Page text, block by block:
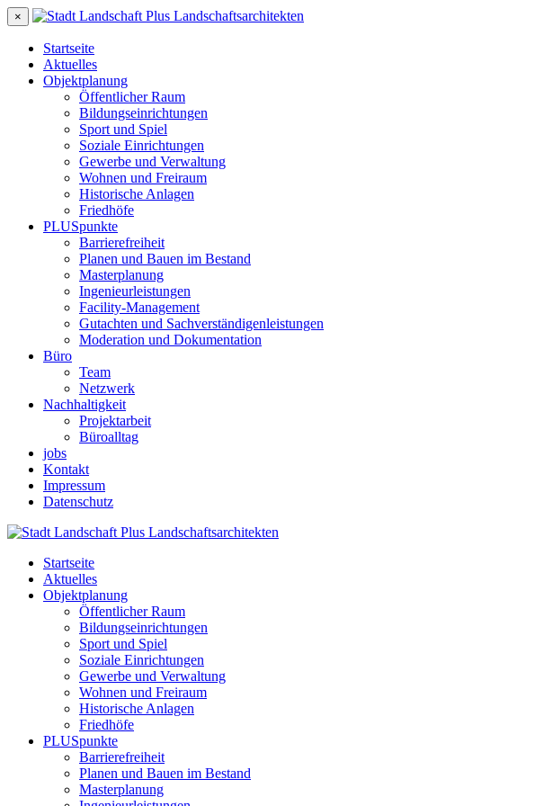
×
Startseite
Aktuelles
Objektplanung
Öffentlicher Raum
Bildungseinrichtungen
Sport und Spiel
Soziale Einrichtungen
Gewerbe und Verwaltung
Wohnen und Freiraum
Historische Anlagen
Friedhöfe
PLUSpunkte
Barrierefreiheit
Planen und Bauen im Bestand
Masterplanung
Ingenieurleistungen
Facility-Management
Gutachten und Sachverständigenleistungen
Moderation und Dokumentation
Büro
Team
Netzwerk
Nachhaltigkeit
Projektarbeit
Büroalltag
jobs
Kontakt
Impressum
Datenschutz
Startseite
Aktuelles
Objektplanung
Öffentlicher Raum
Bildungseinrichtungen
Sport und Spiel
Soziale Einrichtungen
Gewerbe und Verwaltung
Wohnen und Freiraum
Historische Anlagen
Friedhöfe
PLUSpunkte
Barrierefreiheit
Planen und Bauen im Bestand
Masterplanung